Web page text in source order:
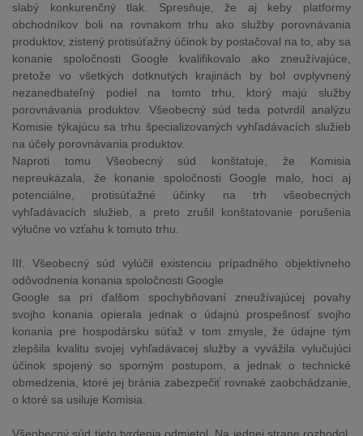
slabý konkurenčný tlak. Spresňuje, že aj keby platformy
obchodníkov boli na rovnakom trhu ako služby porovnávania
produktov, zistený protisúťažný účinok by postačoval na to, aby sa
konanie spoločnosti Google kvalifikovalo ako zneužívajúce,
pretože vo všetkých dotknutých krajinách by bol ovplyvnený
nezanedbateľný podiel na tomto trhu, ktorý majú služby
porovnávania produktov. Všeobecný súd teda potvrdil analýzu
Komisie týkajúcu sa trhu špecializovaných vyhľadávacích služieb
na účely porovnávania produktov.
Naproti tomu Všeobecný súd konštatuje, že Komisia
nepreukázala, že konanie spoločnosti Google malo, hoci aj
potenciálne, protisúťažné účinky na trh všeobecných
vyhľadávacích služieb, a preto zrušil konštatovanie porušenia
výlučne vo vzťahu k tomuto trhu.
III. Všeobecný súd vylúčil existenciu prípadného objektívneho
odôvodnenia konania spoločnosti Google
Google sa pri ďalšom spochybňovaní zneužívajúcej povahy
svojho konania opierala jednak o údajnú prospešnosť svojho
konania pre hospodársku súťaž v tom zmysle, že údajne tým
zlepšila kvalitu svojej vyhľadávacej služby a vyvážila vylučujúci
účinok spojený so sporným postupom, a jednak o technické
obmedzenia, ktoré jej bránia zabezpečiť rovnaké zaobchádzanie,
o ktoré sa usiluje Komisia.